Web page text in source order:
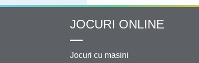
JOCURI ONLINE
Jocuri cu masini